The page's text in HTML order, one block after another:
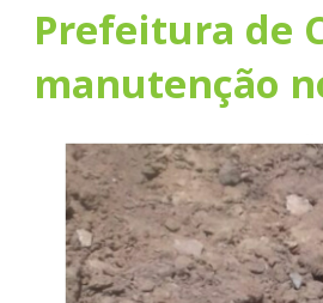
Prefeitura de
manutenção